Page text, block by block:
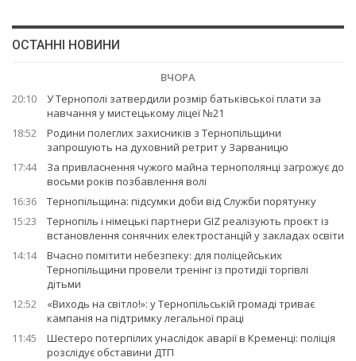
ОСТАННІ НОВИНИ
ВЧОРА
20:10
У Тернополі затвердили розмір батьківської плати за
навчання у мистецькому ліцеї №21
18:52
Родини полеглих захисників з Тернопільщини
запрошують на духовний ретрит у Зарваницю
17:44
За привласнення чужого майна тернополянці загрожує до
восьми років позбавлення волі
16:36
Тернопільщина: підсумки доби від Служби порятунку
15:23
Тернопіль і німецькі партнери GIZ реалізують проєкт із
встановлення сонячних електростанцій у закладах освіти
14:14
Вчасно помітити небезпеку: для поліцейських
Тернопільщини провели тренінг із протидії торгівлі
дітьми
12:52
«Виходь на світло!»: у Тернопільській громаді триває
кампанія на підтримку легальної праці
11:45
Шестеро потерпілих унаслідок аварії в Кременці: поліція
розслідує обставини ДТП